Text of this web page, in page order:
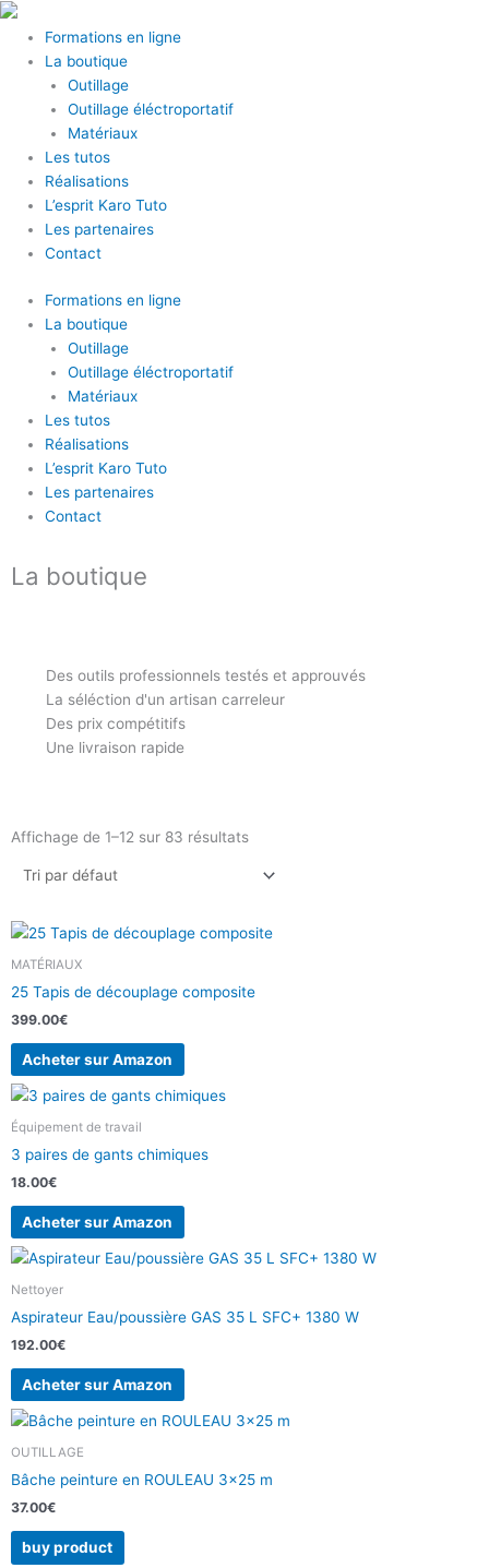
Aller
contenu
Formations en ligne
La boutique
Outillage
Outillage éléctroportatif
Matériaux
Les tutos
Réalisations
L’esprit Karo Tuto
Les partenaires
Contact
Formations en ligne
La boutique
Outillage
Outillage éléctroportatif
Matériaux
Les tutos
Réalisations
L’esprit Karo Tuto
Les partenaires
Contact
La boutique
Des outils professionnels testés et approuvés
La séléction d'un artisan carreleur
Des prix compétitifs
Une livraison rapide
Affichage de 1–12 sur 83 résultats
MATÉRIAUX
25 Tapis de découplage composite
399.00€
Acheter sur Amazon
Équipement de travail
3 paires de gants chimiques
18.00€
Acheter sur Amazon
Nettoyer
Aspirateur Eau/poussière GAS 35 L SFC+ 1380 W
192.00€
Acheter sur Amazon
OUTILLAGE
Bâche peinture en ROULEAU 3×25 m
37.00€
buy product